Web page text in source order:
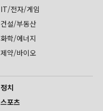
IT/전자/게임
건설/부동산
화학/에너지
제약/바이오
정치
스포츠